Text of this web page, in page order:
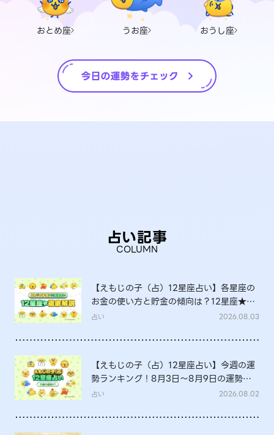
おとめ座 うお座 おうし座
占い記事
COLUMN
【えもじの子（占）12星座占い】各星座の
お金の使い方と貯金の傾向は？12星座★徹
底解説
占い 2026.08.03
【えもじの子（占）12星座占い】今週の運
勢ランキング！8月3日～8月9日の運勢
は？
占い 2026.08.02